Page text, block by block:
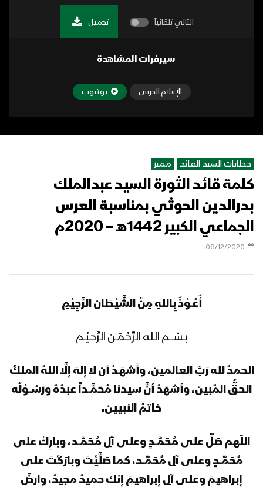
التالي تلقائياً تحميل
سيرفرات المشاهدة
الإعلام الحربي يوتيوب
خطابات السيد القائد مميز
كلمة قائد الثورة السيد عبدالملك
بدرالدين الحوثي بمناسبة العرس
الجماعي الكبير 1442هـ – 2020م
09/12/2020
أُعُـوْذُ بِاللهِ مِنْ الشَّيْطَان الرَّجِيْمِ
بِـسْـــمِ اللهِ الرَّحْـمَـنِ الرَّحِـيْـمِ
الحمدُ لله رَبِّ العالمين، وأَشهَـدُ أن لا إلهَ إلَّا اللهُ الملكُ
الحقُّ المُبين، وأشهَدُ أنَّ سيدَنا مُحَمَّــداً عبدُهُ ورَسُــوْلُه
خاتمُ النبيين.
اللّهم صَلِّ على مُحَمَّــدٍ وعلى آلِ مُحَمَّــد، وبارِكْ على
مُحَمَّــدٍ وعلى آلِ مُحَمَّــد، كما صَلَّيْتَ وبارَكْتَ على
إبراهيمَ وعلى آلِ إبراهيمَ إنك حميدٌ مجيدٌ، وارضَ